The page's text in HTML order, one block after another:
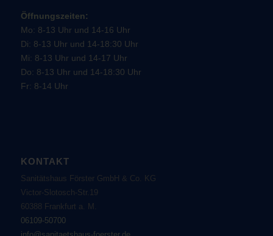
Öffnungszeiten:
Mo: 8-13 Uhr und 14-16 Uhr
Di: 8-13 Uhr und 14-18:30 Uhr
Mi: 8-13 Uhr und 14-17 Uhr
Do: 8-13 Uhr und 14-18:30 Uhr
Fr: 8-14 Uhr
KONTAKT
Sanitätshaus Förster GmbH & Co. KG
Victor-Slotosch-Str.19
60388 Frankfurt a. M.
06109-50700